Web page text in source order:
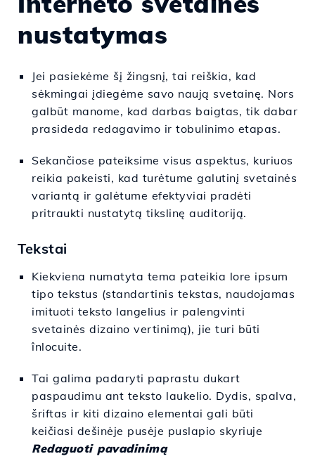
nustatymas
Jei pasiekėme šį žingsnį, tai reiškia, kad
sėkmingai įdiegėme savo naują svetainę. Nors
galbūt manome, kad darbas baigtas, tik dabar
prasideda redagavimo ir tobulinimo etapas.
Sekančiose pateiksime visus aspektus, kuriuos
reikia pakeisti, kad turėtume galutinį svetainės
variantą ir galėtume efektyviai pradėti
pritraukti nustatytą tikslinę auditoriją.
Tekstai
Kiekviena numatyta tema pateikia lore ipsum
tipo tekstus (standartinis tekstas, naudojamas
imituoti teksto langelius ir palengvinti
svetainės dizaino vertinimą), jie turi būti
înlocuite.
Tai galima padaryti paprastu dukart
paspaudimu ant teksto laukelio. Dydis, spalva,
šriftas ir kiti dizaino elementai gali būti
keičiasi dešinėje pusėje puslapio skyriuje
Redaguoti pavadinimą